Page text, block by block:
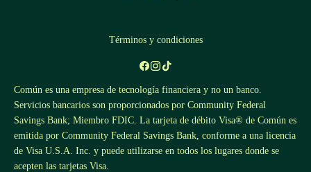
Términos y condiciones
Común es una empresa de tecnología financiera y no un banco.
Servicios bancarios son proporcionados por Community Federal
Savings Bank; Miembro FDIC. La tarjeta de débito Visa® de Común es
emitida por Community Federal Savings Bank, conforme a una licencia
de Visa U.S.A. Inc. y puede utilizarse en todos los lugares donde se
acepten las tarjetas Visa.